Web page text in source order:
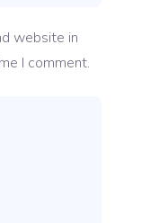
website in
I comment.